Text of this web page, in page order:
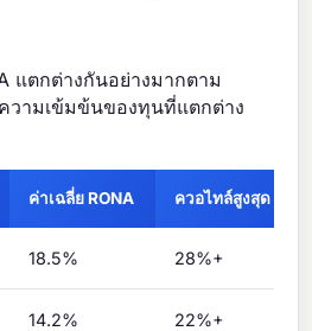
แตกต่างกันอย่างมากตาม
วามเข้มข้นของทุนที่แตกต่าง
ค่าเฉลี่ย RONA ควอไทล์สูงสุด
18.5% 28%+
14.2% 22%+